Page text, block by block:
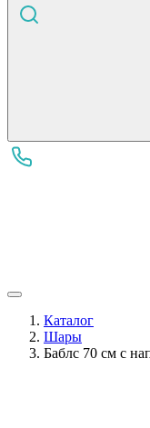
Каталог
Шары
Баблс 70 см с